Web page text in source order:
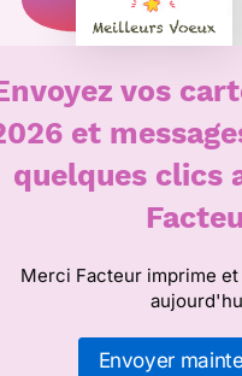
vos
et
quelques clics
Merci Facteur imprime
Envoyer